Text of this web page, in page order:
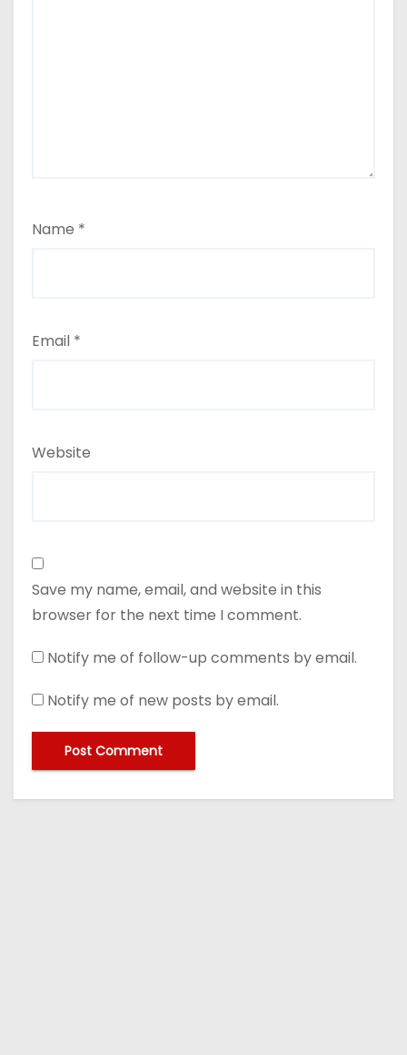
Name *
Email *
Website
Save my name, email, and website in this
browser for the next time I comment.
Notify me of follow-up comments by email.
Notify me of new posts by email.